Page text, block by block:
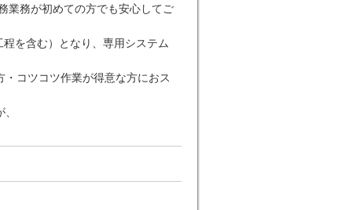
業務が初めての方でも安心してご
を含む）となり、専用システム
コツコツ作業が得意な方におス